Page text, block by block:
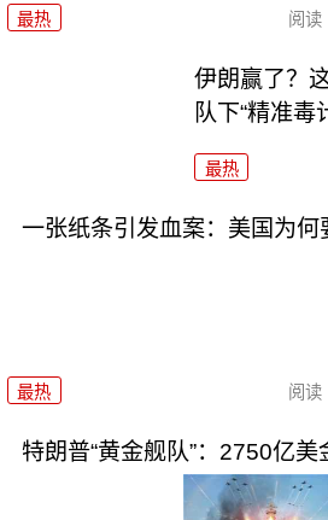
最热 阅读
伊朗赢了？
队下“精准毒
最热
一张纸条引发血案：美国为何
最热 阅读
特朗普“黄金舰队”：2750亿